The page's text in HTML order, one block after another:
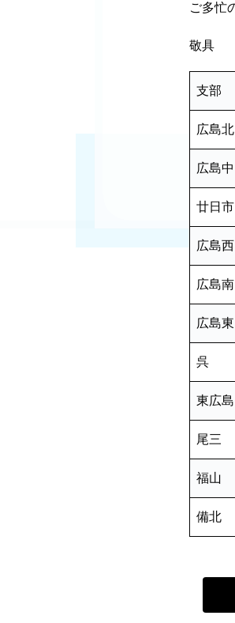
ご多忙
敬具
支部
広島北
広島中
廿日市
広島西
広島南
広島東
呉
東広島
尾三
福山
備北